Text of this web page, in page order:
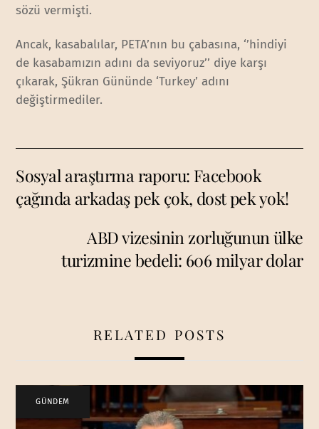
sözü vermişti.
Ancak, kasabalılar, PETA’nın bu çabasına, ‘’hindiyi
de kasabamızın adını da seviyoruz’’ diye karşı
çıkarak, Şükran Gününde ‘Turkey’ adını
değiştirmediler.
Sosyal araştırma raporu: Facebook
çağında arkadaş pek çok, dost pek yok!
ABD vizesinin zorluğunun ülke
turizmine bedeli: 606 milyar dolar
RELATED POSTS
GÜNDEM